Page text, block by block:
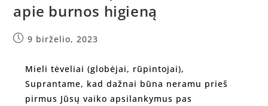
apie burnos higieną
9 birželio, 2023
Mieli tėveliai (globėjai, rūpintojai),
Suprantame, kad dažnai būna neramu prieš
pirmus Jūsų vaiko apsilankymus pas